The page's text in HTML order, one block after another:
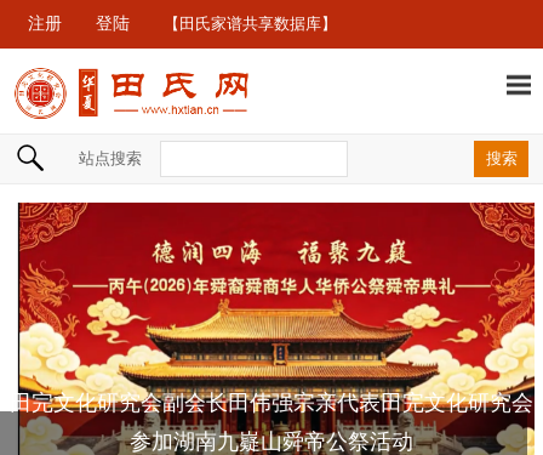
注册 登陆 【田氏家谱共享数据库】
站点搜索
田完文化研究会副会长田伟强宗亲代表田完文化研究会
参加湖南九嶷山舜帝公祭活动